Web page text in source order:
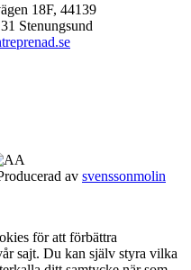
18F, 44139
Stenungsund
av svenssonmolin
för att förbättra
sajt. Du kan själv styra vilka